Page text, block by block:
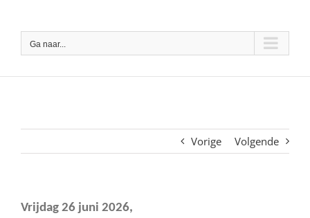
inhoudGa naar...
Vorige Volgende
Vrijdag 26 juni 2026,